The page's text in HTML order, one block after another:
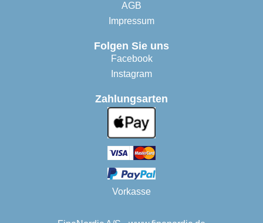
AGB
Impressum
Folgen Sie uns
Facebook
Instagram
Zahlungsarten
Vorkasse